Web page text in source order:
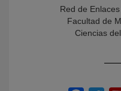
Red de
Facultad de
Ciencias